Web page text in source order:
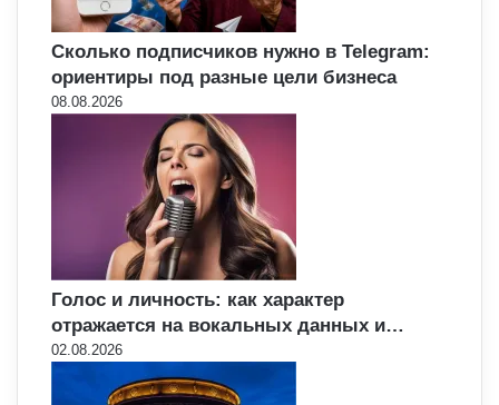
Сколько подписчиков нужно в Telegram:
ориентиры под разные цели бизнеса
08.08.2026
Голос и личность: как характер
отражается на вокальных данных и…
02.08.2026